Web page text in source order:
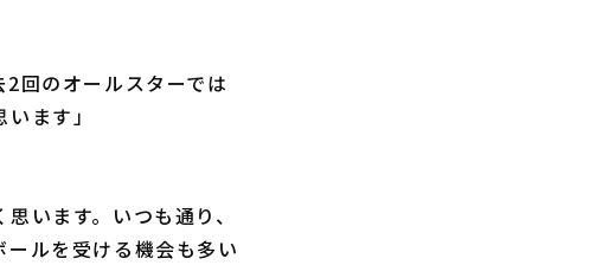
回のオールスターでは
ます」
います。いつも通り、
ルを受ける機会も多い